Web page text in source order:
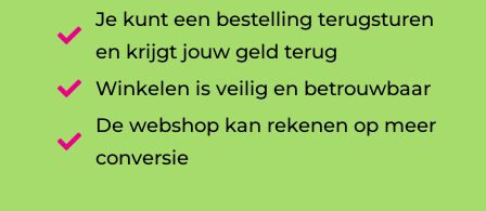

Je kunt een bestelling terugsturen
en krijgt jouw geld terug

Winkelen is veilig en betrouwbaar

De webshop kan rekenen op meer
conversie